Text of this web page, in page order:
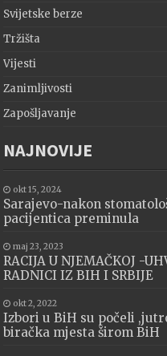
Svijetske berze
Tržišta
Vijesti
Zanimljivosti
Zapošljavanje
NAJNOVIJE
okt 15, 2024
Sarajevo-nakon
pacijentica preminula
maj 23, 2023
RACIJA U NJEMAČKOJ -
RADNICI IZ BIH I SRBIJE
okt 2, 2022
Izbori u BiH su počeli
biračka mjesta širom BiH